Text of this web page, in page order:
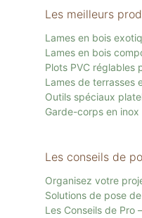
Les meilleurs
Lames en bois
Lames en bois
Plots PVC réglables
Lames de terrasses
Outils spéciaux
Garde-corps en inox
Les conseils de
Organisez votre
Solutions de pose
Les Conseils de Pro